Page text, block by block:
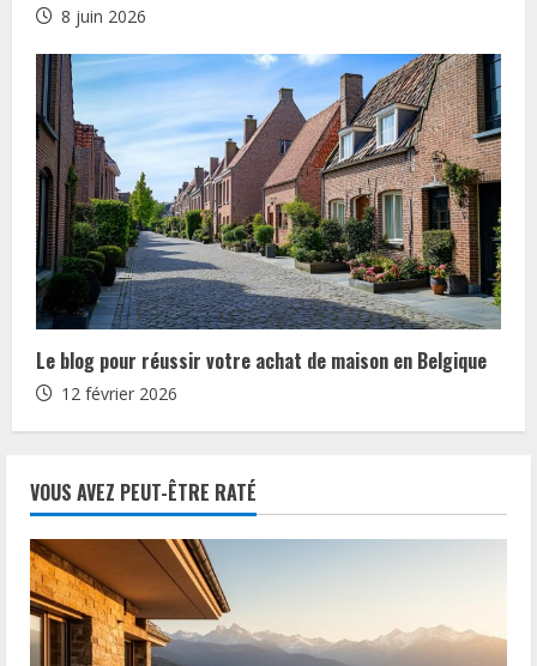
8 juin 2026
Le blog pour réussir votre achat de maison en Belgique
12 février 2026
VOUS AVEZ PEUT-ÊTRE RATÉ